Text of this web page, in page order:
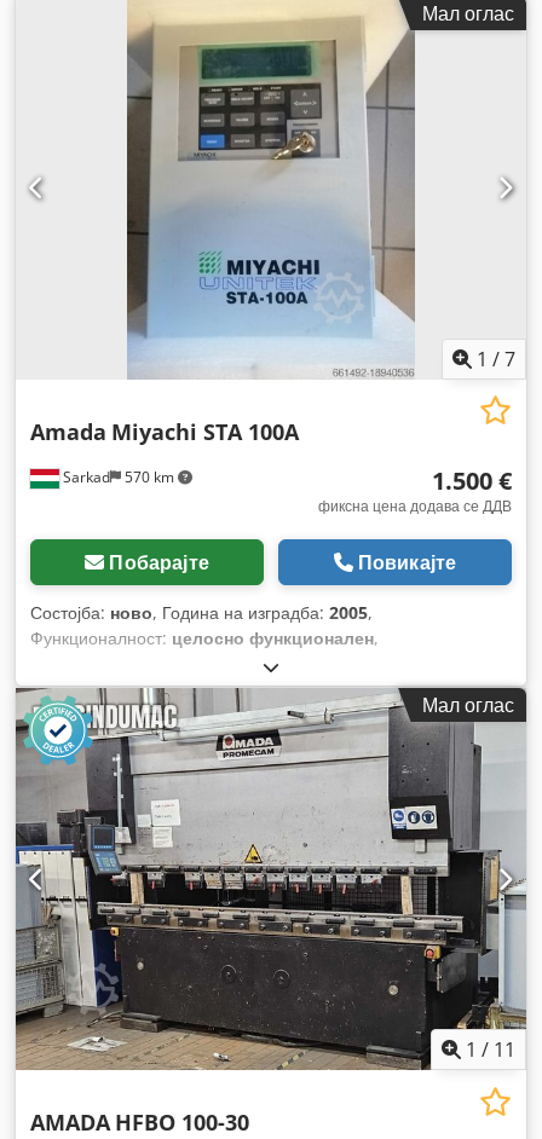
Мал оглас
1 /7
Sarkad 570 km
Amada Miyachi STA 100A
1.500 €
фиксна цена додава се ДДВ
Побарајте Повикајте
Состојба: ново, Година на изградба: 2005,
Функционалност: целосно функционален,
Мал оглас
1 / 11
AMADA HFBO 100-30